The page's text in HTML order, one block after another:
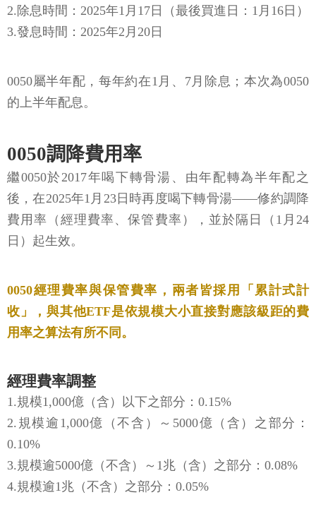
2.除息時間：2025年1月17日（最後買進日：1月16日）
3.發息時間：2025年2月20日
0050屬半年配，每年約在1月、7月除息；本次為0050
的上半年配息。
0050調降費用率
繼0050於2017年喝下轉骨湯、由年配轉為半年配之
後，在2025年1月23日時再度喝下轉骨湯——修約調降
費用率（經理費率、保管費率），並於隔日（1月24
日）起生效。
0050經理費率與保管費率，兩者皆採用「累計式計
收」，與其他ETF是依規模大小直接對應該級距的費
用率之算法有所不同。
經理費率調整
1.規模1,000億（含）以下之部分：0.15%
2.規模逾1,000億（不含）～5000億（含）之部分：
0.10%
3.規模逾5000億（不含）～1兆（含）之部分：0.08%
4.規模逾1兆（不含）之部分：0.05%